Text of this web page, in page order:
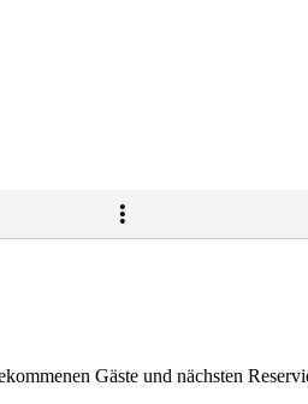
Gäste und nächsten